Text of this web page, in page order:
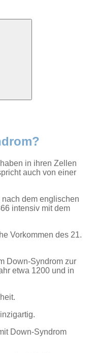
in ihren Zellen
auch von einer
dem englischen
intensiv mit dem
Vorkommen des 21.
Down-Syndrom zur
etwa 1200 und in
Down-Syndrom